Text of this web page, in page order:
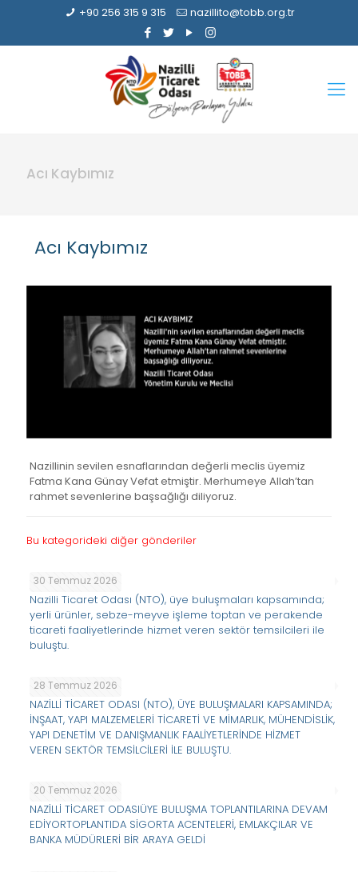
+90 256 315 9 315 nazillito@tobb.org.tr
Acı Kaybımız
Acı Kaybımız
Nazillinin sevilen esnaflarından değerli meclis üyemiz
Fatma Kana Günay Vefat etmiştir. Merhumeye Allah’tan
rahmet sevenlerine başsağlığı diliyoruz.
Bu kategorideki diğer gönderiler
30 Temmuz 2026
Nazilli Ticaret Odası (NTO), üye buluşmaları kapsamında;
yerli ürünler, sebze-meyve işleme toptan ve perakende
ticareti faaliyetlerinde hizmet veren sektör temsilcileri ile
buluştu.
28 Temmuz 2026
NAZİLLİ TİCARET ODASI (NTO), ÜYE BULUŞMALARI KAPSAMINDA;
İNŞAAT, YAPI MALZEMELERİ TİCARETİ VE MİMARLIK, MÜHENDİSLİK,
YAPI DENETİM VE DANIŞMANLIK FAALİYETLERİNDE HİZMET
VEREN SEKTÖR TEMSİLCİLERİ İLE BULUŞTU.
20 Temmuz 2026
NAZİLLİ TİCARET ODASIÜYE BULUŞMA TOPLANTILARINA DEVAM
EDİYORTOPLANTIDA SİGORTA ACENTELERİ, EMLAKÇILAR VE
BANKA MÜDÜRLERİ BİR ARAYA GELDİ